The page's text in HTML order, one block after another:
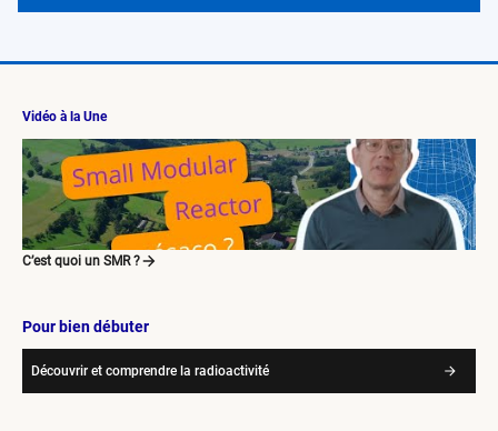
Vidéo à la Une
C’est quoi un SMR ?
Pour bien débuter
Découvrir et comprendre la radioactivité